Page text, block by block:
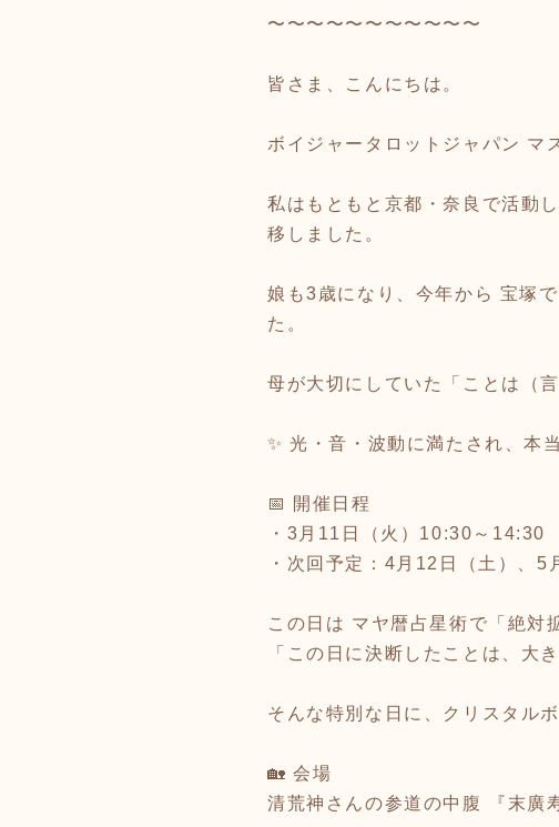
〜〜〜〜〜〜〜〜〜〜〜
皆さま、こんにちは。
ボイジャータロットジャパン マ
私はもともと京都・奈良で活動
移しました。
娘も3歳になり、今年から 宝塚
た。
母が大切にしていた「ことは（
✨ 光・音・波動に満たされ、本
📅 開催日程
・3月11日（火）10:30～14:30
・次回予定：4月12日（土）、5
この日は マヤ暦占星術で「絶対
「この日に決断したことは、大
そんな特別な日に、クリスタル
🏡 会場
清荒神さんの参道の中腹 『末廣